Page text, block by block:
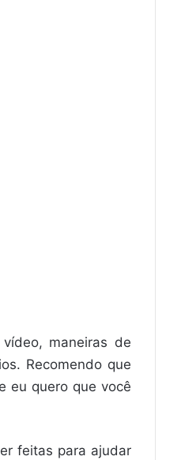
maneiras de
Recomendo que
eu quero que você
feitas para ajudar